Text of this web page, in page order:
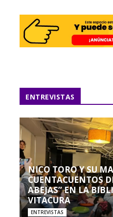
ENTREVISTAS
NICO TORO Y SU
CUENTACUENTOS
ABEJAS” EN LA
VITACURA
ENTREVISTAS